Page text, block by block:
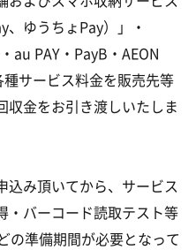
、ゆうちょPay）」・
au PAY・PayB・AEON
サービス料金を販売先等
収金をお引き渡しいたしま
み頂いてから、サービス
・バーコード読取テスト等
の準備期間が必要となって